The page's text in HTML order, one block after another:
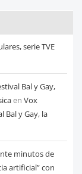
serie TVE
Bal y Gay,
en Vox
Bal y Gay, la
minutos de
artificial” con